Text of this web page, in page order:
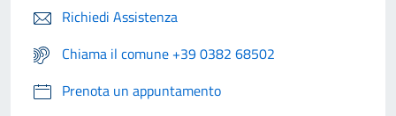
Richiedi Assistenza
Chiama il comune +39 0382 68502
Prenota un appuntamento